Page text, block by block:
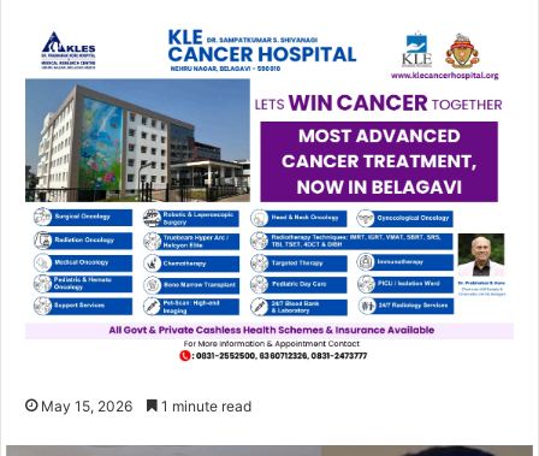
May 15, 2026 1 minute read